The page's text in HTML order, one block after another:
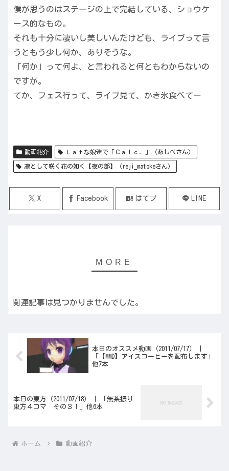
僕が思うのはステージの上で完結している、ショウケ
ース的なもの。
それも十分に凄いし美しいんだけども、ライブって言
うともう少し何か、ありそうな。
「何か」って何よ、と言われると何ともわからないの
ですが。
てか、フェス行って、ライブ見て、かき氷食べてー
動画紹介 Ｌａｔな娘達で「Ｃａｌｃ．」（あしべさん）
凛として咲く花の如く【夜の部】（reji_matokeさん）
X Facebook はてブ LINE
関連記事は見つかりませんでした。
本日のオススメ動画（2011/07/17） |
「【MMD】アイスコーヒーを配布します」
他7本
本日の東方（2011/07/18） | 「無茶振り
東方４コマ その３！」他6本
ホーム 動画紹介